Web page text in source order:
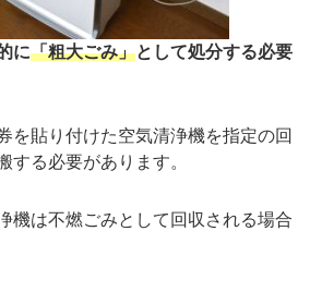
に「粗大ごみ」として処分する必要
を貼り付けた空気清浄機を指定の回
する必要があります。
機は不燃ごみとして回収される場合